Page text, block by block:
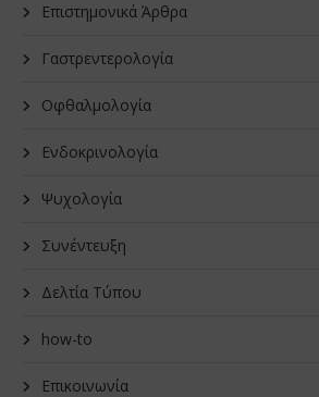
Επιστημονικά Άρθρα
Γαστρεντερολογία
Οφθαλμολογία
Ενδοκρινολογία
Ψυχολογία
Συνέντευξη
Δελτία Τύπου
how-to
Επικοινωνία